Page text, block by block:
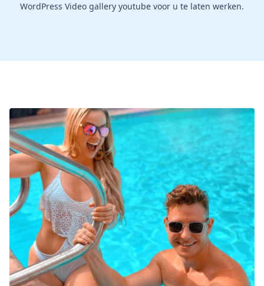
WordPress Video gallery youtube voor u te laten werken.